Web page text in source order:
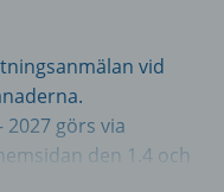
vid
görs via
den 1.4 och